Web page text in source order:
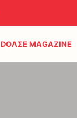
DOΛΣE MAGAZINE